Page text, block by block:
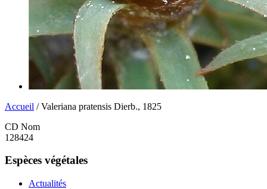
Accueil / Valeriana pratensis Dierb., 1825
CD Nom
128424
Espèces végétales
Actualités